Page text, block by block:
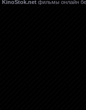
KinoStok.netфильмы онлайн